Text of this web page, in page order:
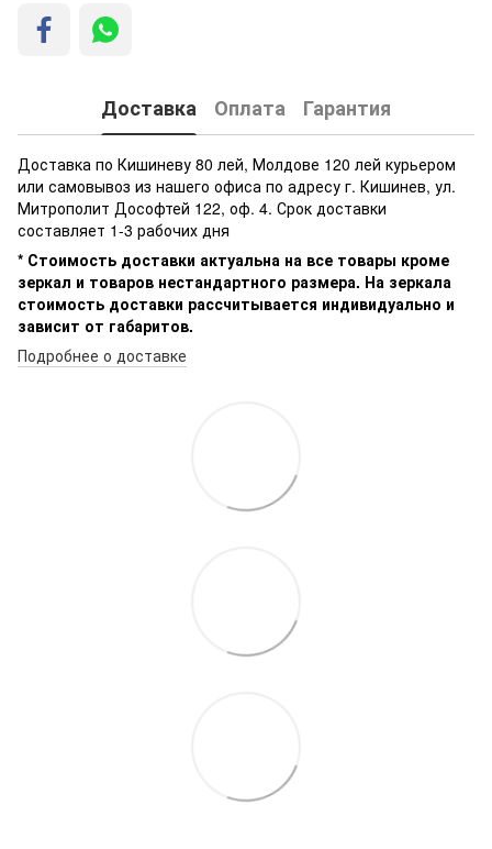
Доставка Оплата Гарантия
Доставка по Кишиневу 80 лей, Молдове 120 лей курьером
или самовывоз из нашего офиса по адресу г. Кишинев, ул.
Митрополит Дософтей 122, оф. 4. Срок доставки
составляет 1-3 рабочих дня
* Стоимость доставки актуальна на все товары кроме
зеркал и товаров нестандартного размера. На зеркала
стоимость доставки рассчитывается индивидуально и
зависит от габаритов.
Подробнее о доставке